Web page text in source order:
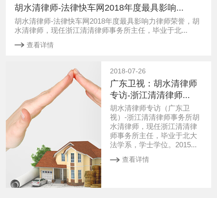
胡水清律师-法律快车网2018年度最具影响...
胡水清律师-法律快车网2018年度最具影响力律师荣誉，胡
水清律师，现任浙江清清律师事务所主任，毕业于北...
查看详情
2018-07-26
广东卫视：胡水清律师
专访-浙江清清律师...
胡水清律师专访（广东卫
视）-浙江清清律师事务所胡
水清律师，现任浙江清清律
师事务所主任，毕业于北大
法学系，学士学位。2015...
查看详情